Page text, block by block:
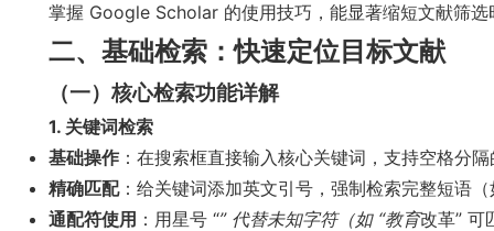
掌握 Google Scholar 的使用技巧，能显著缩短文献筛
二、基础检索：快速定位目标文献
（一）核心检索功能详解
1. 关键词检索
基础操作 ：在搜索框直接输入核心关键词，支持空格分
精确匹配：给关键词添加英文引号，强制检索完整短语（
通配符使用 ：用星号 “” 代替未知字符（如 “教育改革” 可